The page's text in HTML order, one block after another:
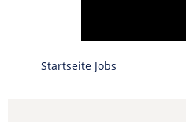
Startseite Jobs